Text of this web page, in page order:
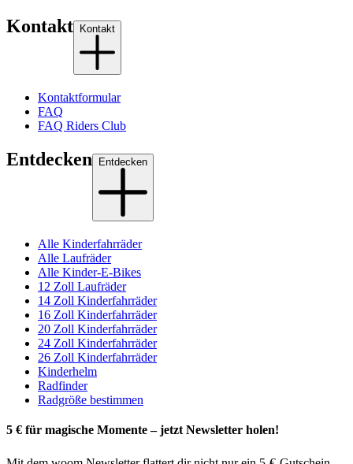
Kontakt Kontakt
Kontaktformular
FAQ
FAQ Riders Club
Entdecken Entdecken
Alle Kinderfahrräder
Alle Laufräder
Alle Kinder-E-Bikes
12 Zoll Laufräder
14 Zoll Kinderfahrräder
16 Zoll Kinderfahrräder
20 Zoll Kinderfahrräder
24 Zoll Kinderfahrräder
26 Zoll Kinderfahrräder
Kinderhelm
Radfinder
Radgröße bestimmen
5 € für magische Momente – jetzt Newsletter holen!